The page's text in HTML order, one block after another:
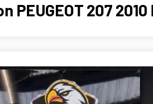
PEUGEOT 207